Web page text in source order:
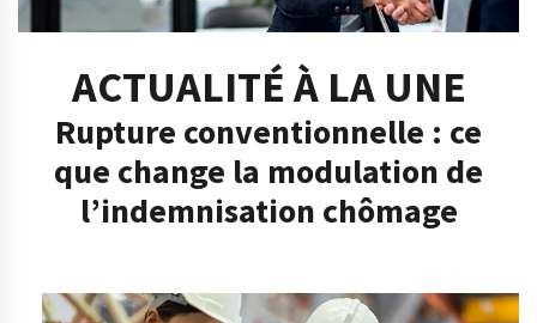
ACTUALITÉ À LA UNE
Rupture conventionnelle : ce
que change la modulation de
l’indemnisation chômage